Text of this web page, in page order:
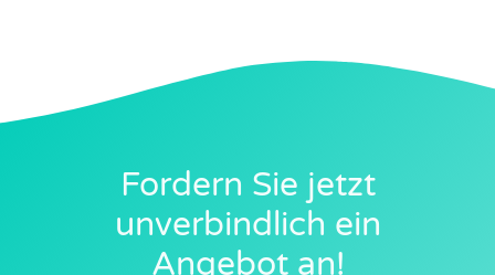
Fordern Sie jetzt
unverbindlich ein
Angebot an!